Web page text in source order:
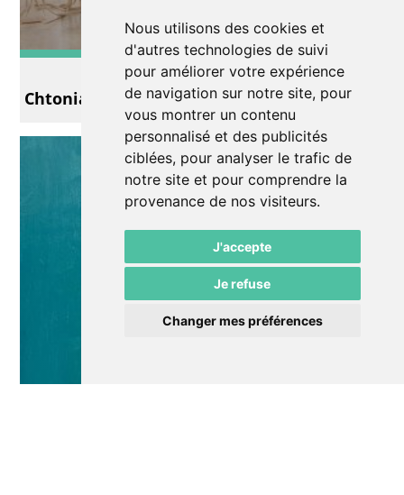
Nous utilisons des cookies et
d'autres technologies de suivi
pour améliorer votre expérience
de navigation sur notre site, pour
vous montrer un contenu
personnalisé et des publicités
ciblées, pour analyser le trafic de
notre site et pour comprendre la
provenance de nos visiteurs.
J'accepte
Je refuse
Changer mes préférences
Exposition
Chtonians